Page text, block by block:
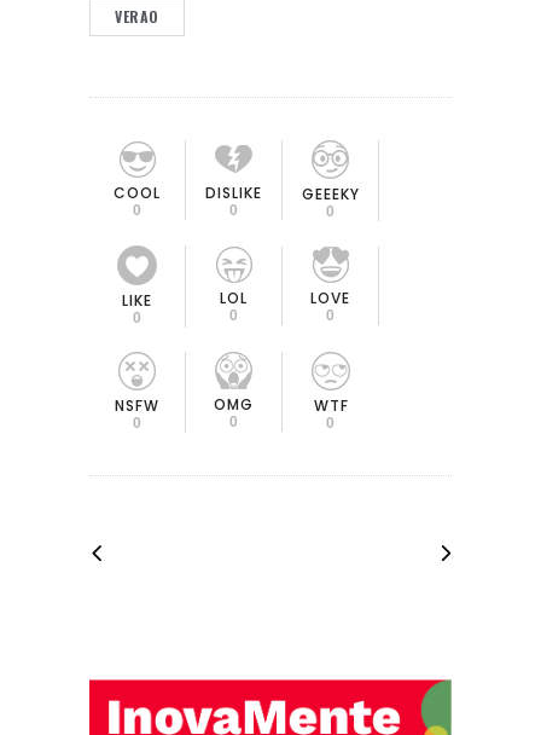
VERAO
COOL
0
DISLIKE
0
GEEEKY
0
LIKE
0
LOL
0
LOVE
0
NSFW
0
OMG
0
WTF
0